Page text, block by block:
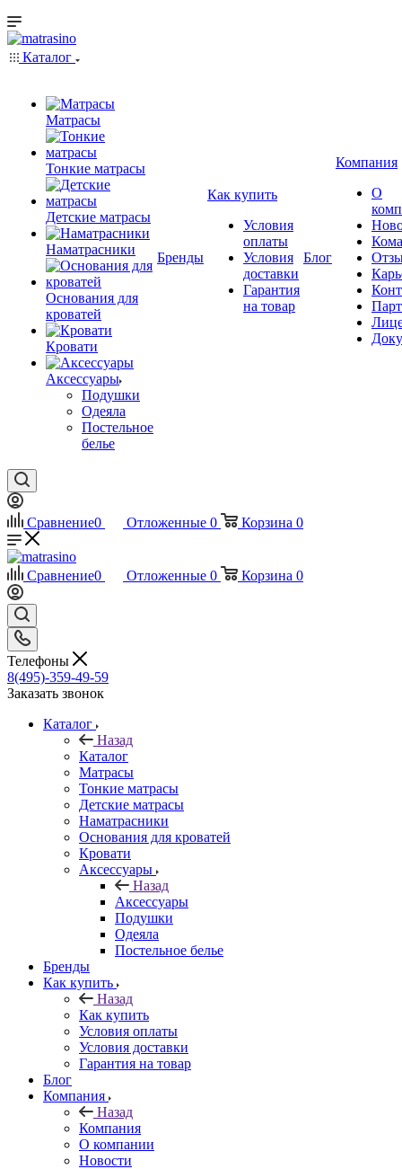
Каталог
Матрасы
Тонкие матрасы
Детские матрасы
Наматрасники
Основания для
кроватей
Кровати
Аксессуары
Подушки
Одеяла
Постельное
белье
Бренды
Как купить
Условия
оплаты
Условия
доставки
Гарантия
на товар
Блог
Компания
О
Сравнение0 Отложенные 0 Корзина 0
Сравнение0 Отложенные 0 Корзина 0
Телефоны
8(495)-359-49-59
Заказать звонок
Каталог
Назад
Каталог
Матрасы
Тонкие матрасы
Детские матрасы
Наматрасники
Основания для кроватей
Кровати
Аксессуары
Назад
Аксессуары
Подушки
Одеяла
Постельное белье
Бренды
Как купить
Назад
Как купить
Условия оплаты
Условия доставки
Гарантия на товар
Блог
Компания
Назад
Компания
О компании
Новости